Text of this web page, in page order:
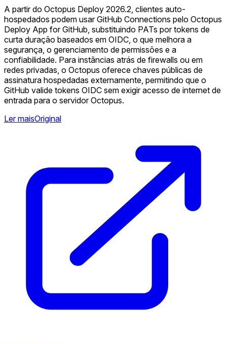
A partir do Octopus Deploy 2026.2, clientes auto-
hospedados podem usar GitHub Connections pelo Octopus
Deploy App for GitHub, substituindo PATs por tokens de
curta duração baseados em OIDC, o que melhora a
segurança, o gerenciamento de permissões e a
confiabilidade. Para instâncias atrás de firewalls ou em
redes privadas, o Octopus oferece chaves públicas de
assinatura hospedadas externamente, permitindo que o
GitHub valide tokens OIDC sem exigir acesso de internet de
entrada para o servidor Octopus.
Ler maisOriginal